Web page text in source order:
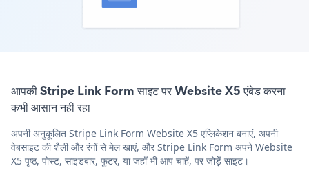
आपकी Stripe Link Form साइट पर Website X5 एंबेड करना
कभी आसान नहीं रहा
अपनी अनुकूलित Stripe Link Form Website X5 एप्लिकेशन बनाएं, अपनी
वेबसाइट की शैली और रंगों से मेल खाएं, और Stripe Link Form अपने Website
X5 पृष्ठ, पोस्ट, साइडबार, फुटर, या जहाँ भी आप चाहें, पर जोड़ें साइट।